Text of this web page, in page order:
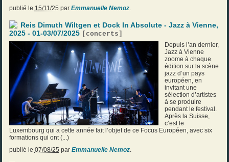
publié le 15/11/25 par Emmanuelle Nemoz.
Reis Dimuth Wiltgen et Dock In Absolute - Jazz à Vienne,
2025 - 01-03/07/2025 [concerts ]
Depuis l’an dernier,
Jazz à Vienne
zoome à chaque
édition sur la scène
jazz d’un pays
européen, en
invitant une
sélection d’artistes
à se produire
pendant le festival.
Après la Suisse,
c’est le
Luxembourg qui a cette année fait l’objet de ce Focus Européen, avec six
formations qui ont (...)
publié le 07/08/25 par Emmanuelle Nemoz.